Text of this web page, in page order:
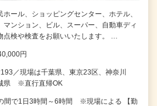
ール、ショッピングセンター、ホテル、
マンション、ビル、スーパー、自動車ディ
点検や検査をお願いいたします。 …
円
／現場は千葉県、東京23区、神奈川
県 ※直行直帰OK
間で1日3時間～6時間 ※現場による 【勤